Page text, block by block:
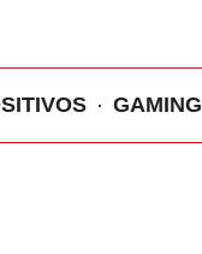
GAMING